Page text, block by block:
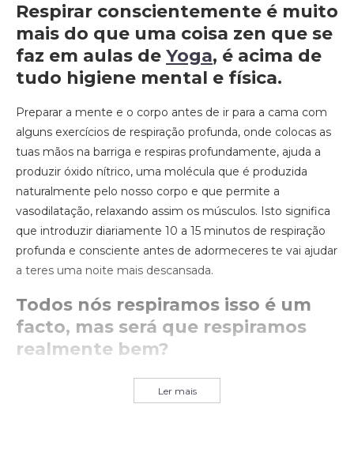
Respirar conscientemente é muito
mais do que uma coisa zen que se
faz em aulas de Yoga, é acima de
tudo higiene mental e física.
Preparar a mente e o corpo antes de ir para a cama com
alguns exercícios de respiração profunda, onde colocas as
tuas mãos na barriga e respiras profundamente, ajuda a
produzir óxido nítrico, uma molécula que é produzida
naturalmente pelo nosso corpo e que permite a
vasodilatação, relaxando assim os músculos. Isto significa
que introduzir diariamente 10 a 15 minutos de respiração
profunda e consciente antes de adormeceres te vai ajudar
a teres uma noite mais descansada.
Todos nós respiramos isso é um
facto, mas será que respiramos
realmente bem?
Ler mais